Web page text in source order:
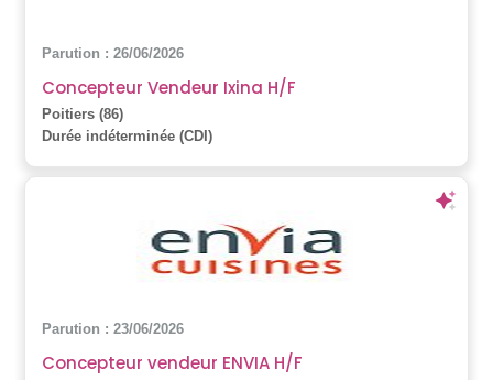
Parution : 26/06/2026
Concepteur Vendeur Ixina H/F
Poitiers (86)
Durée indéterminée (CDI)
Parution : 23/06/2026
Concepteur vendeur ENVIA H/F